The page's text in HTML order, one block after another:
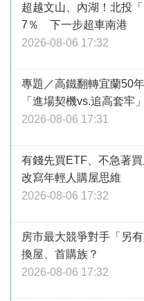
超越文山、內湖！北投
7％ 下一步超車南港
2026-08-06 17:32
專題／高鐵翻轉宜蘭50
「進場契機vs.追高套牢
2026-08-06 17:31
有錢先買ETF、不急著
改寫年輕人購屋思維
2026-08-06 17:32
房市最大競爭對手「另
換屋、首購族？
2026-08-06 17:32